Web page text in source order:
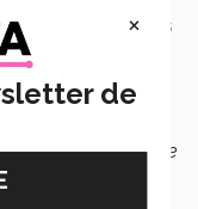
y apoyo
de sus
Premio como
me han
la
impacto que puede
×
de